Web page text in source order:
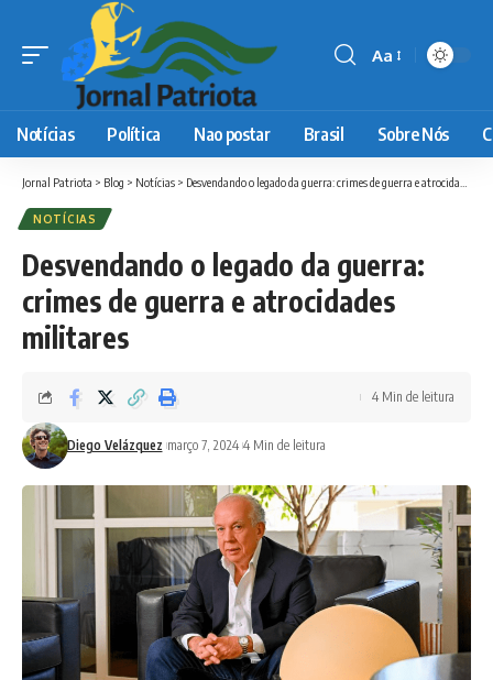
Font
Aa
Notícias Política Nao postar Brasil Sobre Nós
Jornal Patriota > Blog > Notícias > Desvendando o legado da guerra: crimes de guerra e atrocidades militares
NOTÍCIAS
Desvendando o legado da guerra:
crimes de guerra e atrocidades
militares
Diego Velázquez março 7, 2024 4 Min de leitura
4 Min de leitura